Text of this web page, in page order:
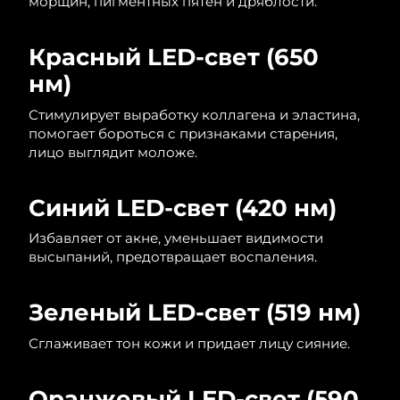
Красный LED-свет (650
нм)
Стимулирует выработку коллагена и эластина,
помогает бороться с признаками старения,
лицо выглядит моложе.
Синий LED-свет (420 нм)
Избавляет от акне, уменьшает видимости
высыпаний, предотвращает воспаления.
Зеленый LED-свет (519 нм)
Сглаживает тон кожи и придает лицу сияние.
Литва
Ожидаемая дата доставки
Люксембург
Ожидаемая дата доставки
8/11/26
Малайзия
Мексика
8/15/26
Ожидаемая дата доставки